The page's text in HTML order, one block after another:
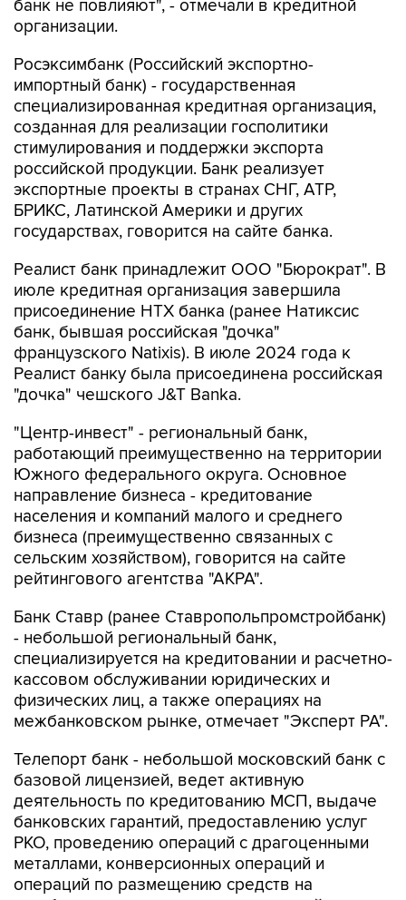
Росэксимбанк (Российский экспортно-
специализированная кредитная организация,
созданная для реализации госполитики
стимулирования и поддержки экспорта
российской продукции. Банк реализует
экспортные проекты в странах СНГ, АТР,
БРИКС, Латинской Америки и других
государствах, говорится на сайте банка.
Реалист банк принадлежит ООО "Бюрократ". В
присоединение НТХ банка (ранее Натиксис
банк, бывшая российская "дочка"
французского Natixis). В июле 2024 года к
Реалист банку была присоединена российская
"дочка" чешского J&T Banka.
"Центр-инвест" - региональный банк,
Южного федерального округа. Основное
направление бизнеса - кредитование
населения и компаний малого и среднего
бизнеса (преимущественно связанных с
сельским хозяйством), говорится на сайте
рейтингового агентства "АКРА".
Банк Ставр (ранее Ставропольпромстройбанк)
специализируется на кредитовании и расчетно-
кассовом обслуживании юридических и
физических лиц, а также операциях на
межбанковском рынке, отмечает "Эксперт РА".
Телепорт банк - небольшой московский банк с
деятельность по кредитованию МСП, выдаче
банковских гарантий, предоставлению услуг
РКО, проведению операций с драгоценными
металлами, конверсионных операций и
операций по размещению средств на
межбанковском рынке, сказано на сайте
"АКРА".